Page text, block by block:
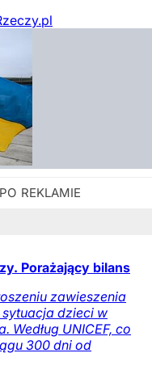
Porażający bilans
zawieszenia
dzieci w
Według UNICEF, co
300 dni od